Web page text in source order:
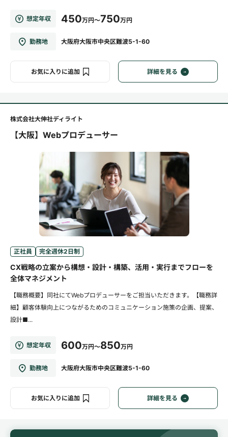
想定年収 450万円～750万円
勤務地 大阪府大阪市中央区難波5-1-60
お気に入りに追加 詳細を見る
株式会社大伸社ディライト
【大阪】Webプロデューサー
正社員 完全週休2日制
CX戦略の立案から構想・設計・構築、活用・実行までフローを
全体マネジメント
【職務概要】同社にてWebプロデューサーをご担当いただきます。【職務詳
細】顧客体験向上につながるためのコミュニケーション施策の企画、提案、
設計■...
想定年収 600万円～850万円
勤務地 大阪府大阪市中央区難波5-1-60
お気に入りに追加 詳細を見る